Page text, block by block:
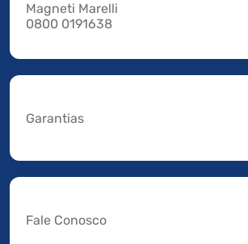
Magneti Marelli
0800 0191638
Garantias
Fale Conosco